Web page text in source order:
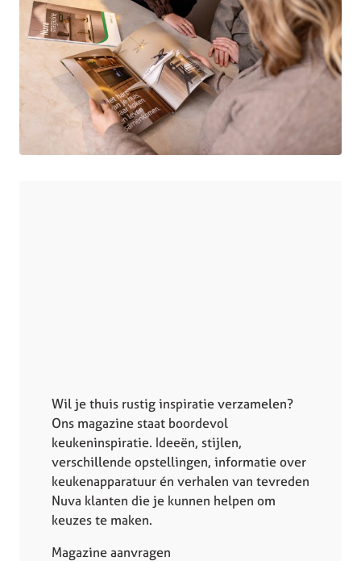
Wil je thuis rustig inspiratie verzamelen?
Ons magazine staat boordevol
keukeninspiratie. Ideeën, stijlen,
verschillende opstellingen, informatie over
keukenapparatuur én verhalen van tevreden
Nuva klanten die je kunnen helpen om
keuzes te maken.
Magazine aanvragen